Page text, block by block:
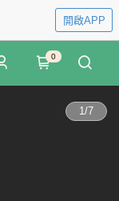
開啟APP
0
1/7